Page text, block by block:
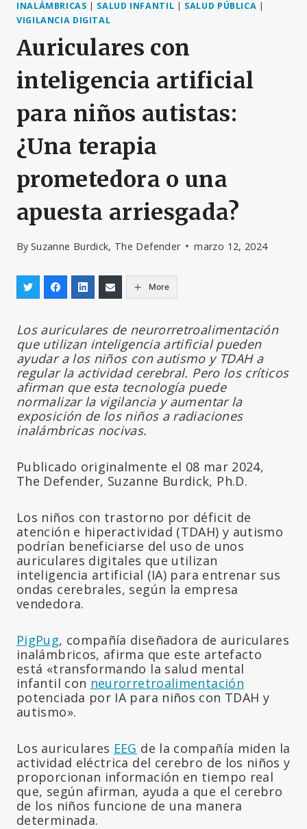
INALÁMBRICAS | SALUD INFANTIL | SALUD PÚBLICA |
VIGILANCIA DIGITAL
Auriculares con
inteligencia artificial
para niños autistas:
¿Una terapia
prometedora o una
apuesta arriesgada?
By Suzanne Burdick, The Defender marzo 12, 2024
More
Los auriculares de neurorretroalimentación
que utilizan inteligencia artificial pueden
ayudar a los niños con autismo y TDAH a
regular la actividad cerebral. Pero los críticos
afirman que esta tecnología puede
normalizar la vigilancia y aumentar la
exposición de los niños a radiaciones
inalámbricas nocivas.
Publicado originalmente el 08 mar 2024,
The Defender, Suzanne Burdick, Ph.D.
Los niños con trastorno por déficit de
atención e hiperactividad (TDAH) y autismo
podrían beneficiarse del uso de unos
auriculares digitales que utilizan
inteligencia artificial (IA) para entrenar sus
ondas cerebrales, según la empresa
vendedora.
PigPug, compañía diseñadora de auriculares
inalámbricos, afirma que este artefacto
está «transformando la salud mental
infantil con neurorretroalimentación
potenciada por IA para niños con TDAH y
autismo».
Los auriculares EEG de la compañía miden la
actividad eléctrica del cerebro de los niños y
proporcionan información en tiempo real
que, según afirman, ayuda a que el cerebro
de los niños funcione de una manera
determinada.